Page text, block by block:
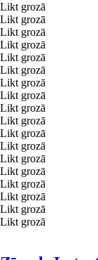
Likt grozā
Likt grozā
Likt grozā
Likt grozā
Likt grozā
Likt grozā
Likt grozā
Likt grozā
Likt grozā
Likt grozā
Likt grozā
Likt grozā
Likt grozā
Likt grozā
Likt grozā
Likt grozā
Likt grozā
Likt grozā